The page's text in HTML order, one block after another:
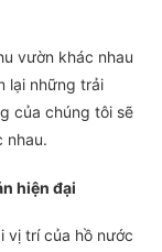
vườn khác nhau
lại những trải
của chúng tôi sẽ
nhau.
hiện đại
vị trí của hồ nước